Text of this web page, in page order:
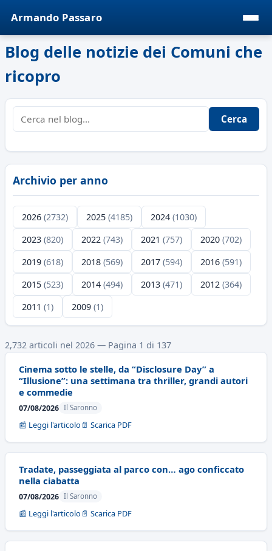
Armando Passaro
Blog delle notizie dei Comuni che
ricopro
Cerca
Archivio per anno
2026 (2732) 2025 (4185) 2024 (1030)
2023 (820) 2022 (743) 2021 (757) 2020 (702)
2019 (618) 2018 (569) 2017 (594) 2016 (591)
2015 (523) 2014 (494) 2013 (471) 2012 (364)
2011 (1) 2009 (1)
2,732 articoli nel 2026 — Pagina 1 di 137
Cinema sotto le stelle, da “Disclosure Day” a
“Illusione”: una settimana tra thriller, grandi autori
e commedie
07/08/2026 Il Saronno
📰 Leggi l'articolo 📄 Scarica PDF
Tradate, passeggiata al parco con… ago conficcato
nella ciabatta
07/08/2026 Il Saronno
📰 Leggi l'articolo 📄 Scarica PDF